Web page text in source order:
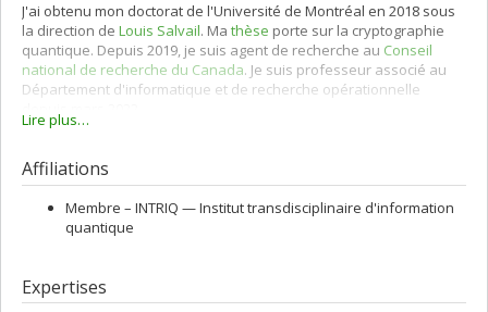
J'ai obtenu mon doctorat de l'Université de Montréal en 2018 sous
la direction de Louis Salvail. Ma thèse porte sur la cryptographie
quantique. Depuis 2019, je suis agent de recherche au Conseil
national de recherche du Canada. Je suis professeur associé au
Département d'informatique et de recherche opérationnelle
Lire plus…
Affiliations
Membre – INTRIQ — Institut transdisciplinaire d'information
quantique
Expertises